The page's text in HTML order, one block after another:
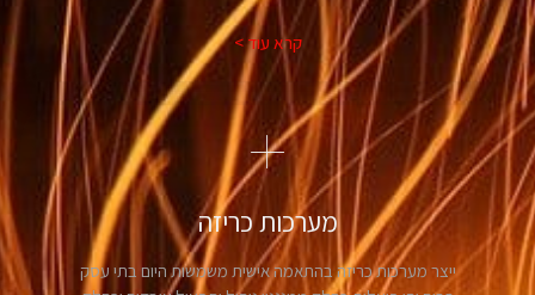
קרא עוד >
מערכות כריזה
ייצר מערכות כריזה בהתאמה אישית משמשות היום בתי עסק